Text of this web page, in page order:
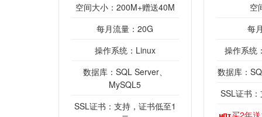
空间大小：200M+赠送40M
每月流量：20G
操作系统：Linux
数据库：SQL Server、
MySQL5
SSL证书：支持，证书低至1
空
每
操作系统
数据库：
SSL证书
买2年